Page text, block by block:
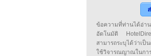
ข้อความที่ท่านได้อ่า
อัตโนมัติ
สามารถระบุได้ว่าเ
ใช้วิจารณญาณในก